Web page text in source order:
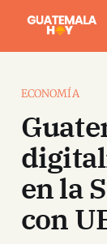
ECONOMÍA
en la
con